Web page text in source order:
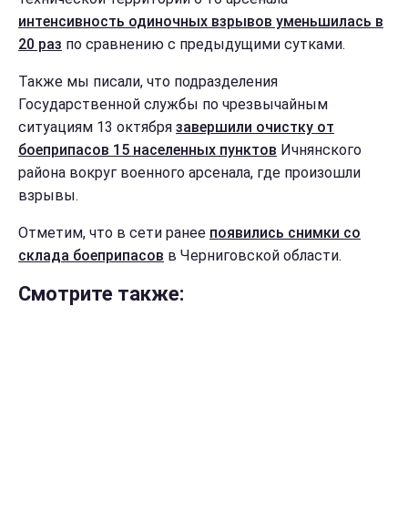
интенсивность одиночных взрывов уменьшилась в
20 раз по сравнению с предыдущими сутками.
Также мы писали, что подразделения
Государственной службы по чрезвычайным
ситуациям 13 октября завершили очистку от
боеприпасов 15 населенных пунктов Ичнянского
района вокруг военного арсенала, где произошли
взрывы.
Отметим, что в сети ранее появились снимки со
склада боеприпасов в Черниговской области.
Смотрите также: